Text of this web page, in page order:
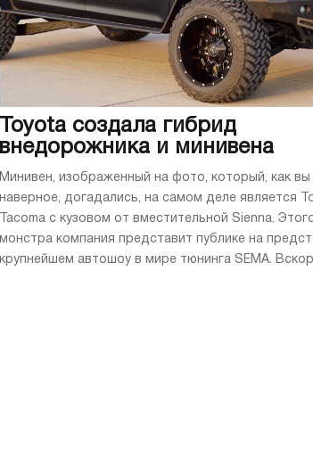
Toyota создала гибрид
внедорожника и минивена
Минивен, изображенный на фото, который, как вы
наверное, догадались, на самом деле является
Tacoma с кузовом от вместительной Sienna.
монстра компания представит публике на
крупнейшем автошоу в мире тюнинга SEMA.